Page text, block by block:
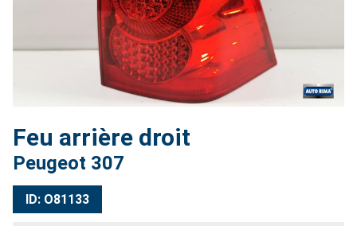
Feu arrière droit
Peugeot 307
ID: O81133